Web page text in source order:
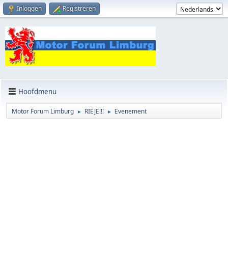
Inloggen Registreren
Hoofdmenu
Motor Forum Limburg ► RIEJE!!! ► Evenement